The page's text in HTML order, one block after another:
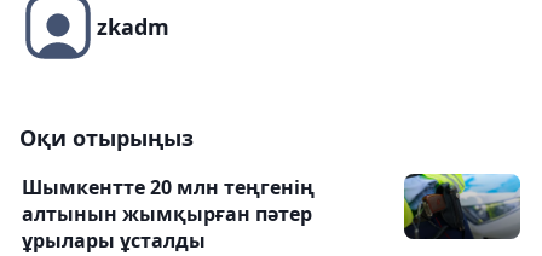
zkadm
Оқи отырыңыз
Шымкентте 20 млн теңгенің
алтынын жымқырған пәтер
ұрылары ұсталды